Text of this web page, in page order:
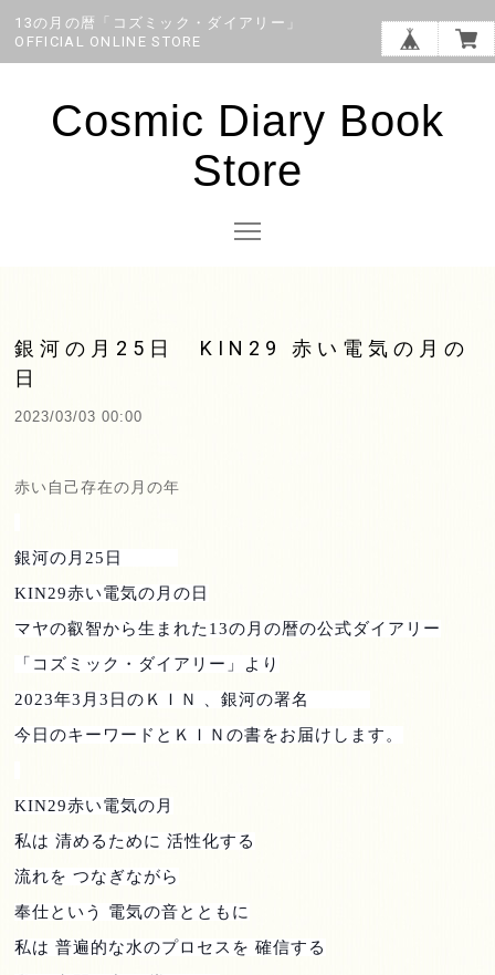
13の月の暦「コズミック・ダイアリー」
OFFICIAL ONLINE STORE
Cosmic Diary Book
Store
銀河の月25日 KIN29 赤い電気の月の
日
2023/03/03 00:00
赤い自己存在の月の年
銀河の月25日
KIN29赤い電気の月の日
マヤの叡智から生まれた 13の月の暦の公式ダイアリー
「コズミック・ダイアリー」より
2023年3 月3 日のＫＩＮ 、銀河の署名
今日のキーワードとＫＩＮの書をお届けします。
KIN29赤い電気の月
私は 清めるために 活性化する
流れを つなぎながら
奉仕という 電気の音とともに
私は 普遍的な水のプロセスを 確信する